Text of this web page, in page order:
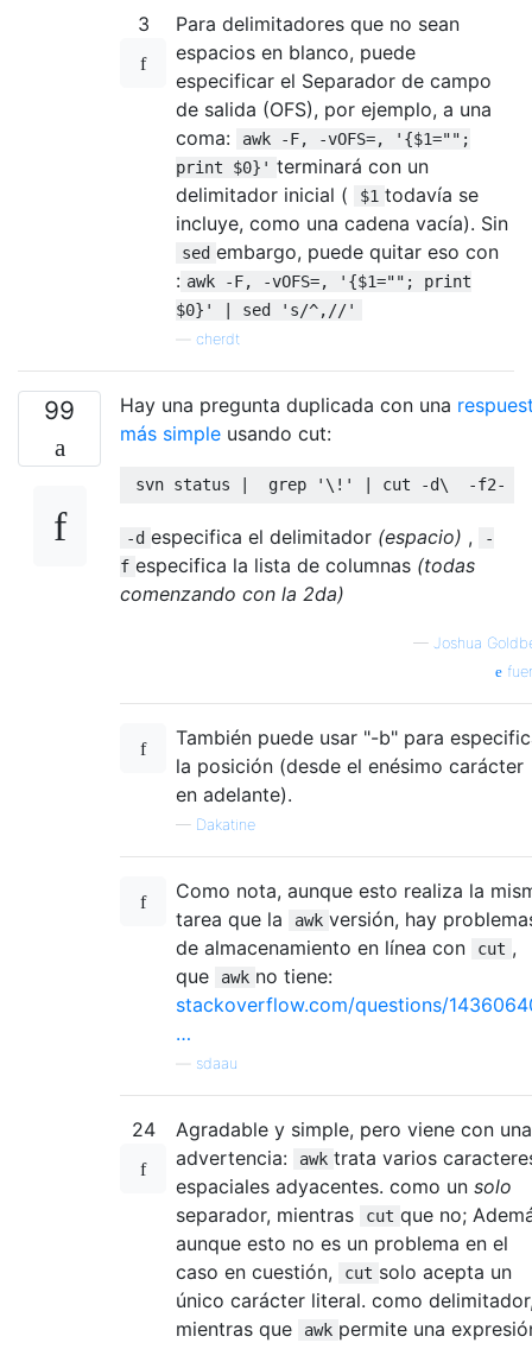
3
Para delimitadores que no sean
espacios en blanco, puede
especificar el Separador de campo
de salida (OFS), por ejemplo, a una
coma:
awk -F, -vOFS=, '{$1="";
print $0}' terminará con un
delimitador inicial (
$1 todavía se
incluye, como una cadena vacía). Sin
sed embargo, puede quitar eso con
: awk -F, -vOFS=, '{$1=""; print
$0}' | sed 's/^,//'
cherdt
99 Hay una pregunta duplicada con una
más simple usando cut:
svn status |
  grep
'\!' | cut -d\ -f2-
-d especifica el delimitador (espacio) ,
-
f especifica la lista de columnas (todas
comenzando con la 2da)
— Joshua
También puede usar "-b" para
la posición (desde el enésimo carácter
en adelante).
— Dakatine
Como nota, aunque esto realiza la
tarea que la
awk versión, hay
de almacenamiento en línea con
cut ,
que
awk no tiene:
stackoverflow.com/questions/
…
sdaau
24
Agradable y simple, pero viene con una
advertencia:
awk trata varios
espaciales adyacentes. como un solo
separador, mientras
cut que no;
aunque esto no es un problema en el
caso en cuestión,
cut solo acepta un
único carácter literal. como
mientras que
awk permite una